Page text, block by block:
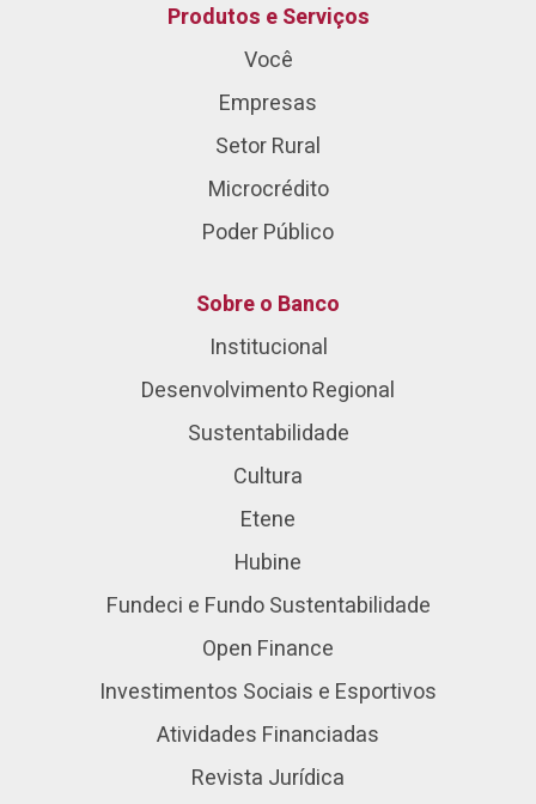
Produtos e Serviços
Você
Empresas
Setor Rural
Microcrédito
Poder Público
Sobre o Banco
Institucional
Desenvolvimento Regional
Sustentabilidade
Cultura
Etene
Hubine
Fundeci e Fundo Sustentabilidade
Open Finance
Investimentos Sociais e Esportivos
Atividades Financiadas
Revista Jurídica